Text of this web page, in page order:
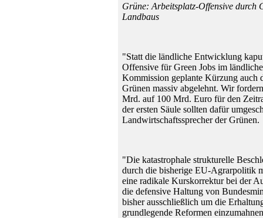
Grüne: Arbeitsplatz-Offensive durch
Landbaus
"Statt die ländliche Entwicklung
Offensive für Green Jobs im
Kommission geplante Kürzung
Grünen massiv abgelehnt. Wir
Mrd. auf 100 Mrd. Euro für den
der ersten Säule sollten dafür
Landwirtschaftssprecher der Grünen.
"Die katastrophale strukturelle
durch die bisherige EU-Agrarpolitik
eine radikale Kurskorrektur bei der
die defensive Haltung von
bisher ausschließlich um die
grundlegende Reformen